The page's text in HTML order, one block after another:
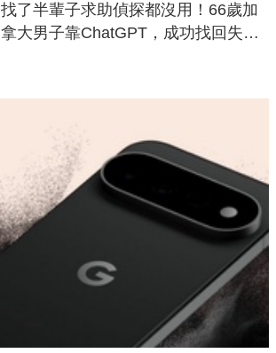
找了半輩子求助偵探都沒用！66歲加
拿大男子靠ChatGPT，成功找回失散